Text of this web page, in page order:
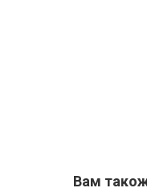
Вам